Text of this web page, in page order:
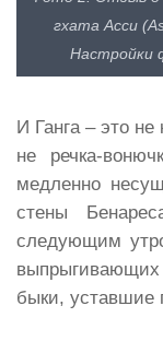
гхата Асси
Настройки
И Ганга – это
не речка-
медленно
стены
следующим
быки, уставшие